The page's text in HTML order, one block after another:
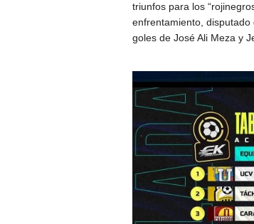
triunfos para los
enfrentamiento, disputado
goles de José Ali Meza y